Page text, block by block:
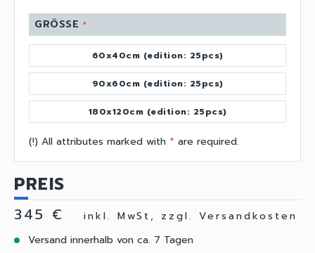
GRÖSSE *
60x40cm (edition: 25pcs)
90x60cm (edition: 25pcs)
180x120cm (edition: 25pcs)
(!) All attributes marked with * are required.
PREIS
345 €
inkl. MwSt, zzgl. Versandkosten
Versand innerhalb von ca. 7 Tagen